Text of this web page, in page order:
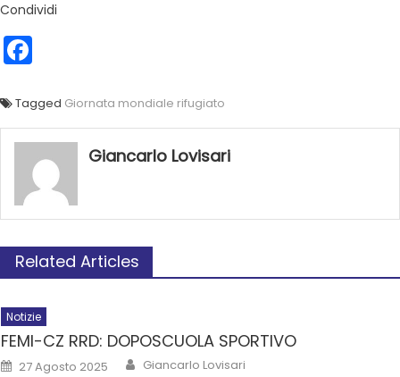
Condividi
Tagged Giornata mondiale rifugiato
Giancarlo Lovisari
Related Articles
Notizie
FEMI-CZ RRD: DOPOSCUOLA SPORTIVO
27 Agosto 2025 Giancarlo Lovisari